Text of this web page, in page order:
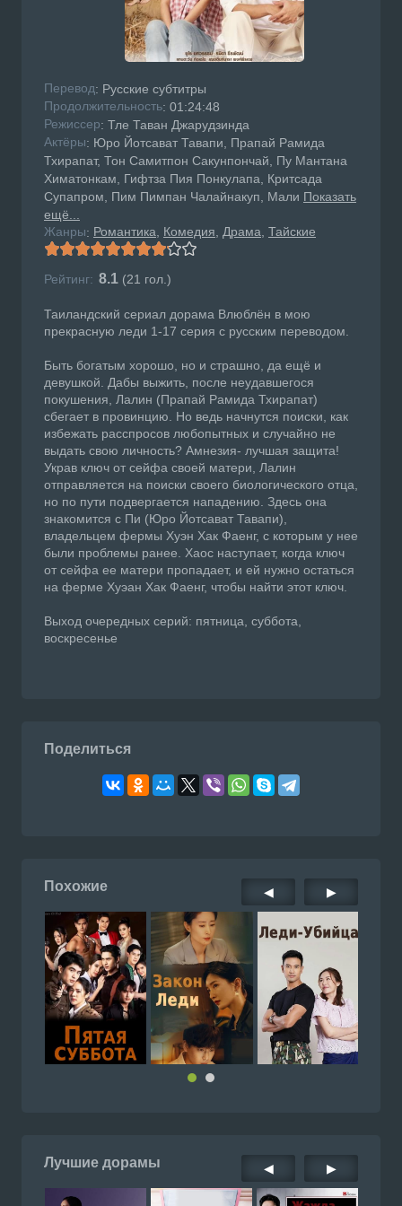
Перевод: Русские субтитры
Продолжительность: 01:24:48
Режисcер: Тле Таван Джарудзинда
Актёры: Юро Йотсават Тавапи, Прапай Рамида
Тхирапат, Тон Самитпон Сакунпончай, Пу Мантана
Химатонкам, Гифтза Пия Понкулапа, Критсада
Супапром, Пим Пимпан Чалайнакуп, Мали Показать
ещё...
Жанры: Романтика Комедия Драма Тайские
Рейтинг: 8.1 (21 гол.)
Таиландский сериал дорама Влюблён в мою
прекрасную леди 1-17 серия с русским переводом.
Быть богатым хорошо, но и страшно, да ещё и
девушкой. Дабы выжить, после неудавшегося
покушения, Лалин (Прапай Рамида Тхирапат)
сбегает в провинцию. Но ведь начнутся поиски, как
избежать расспросов любопытных и случайно не
выдать свою личность? Амнезия- лучшая защита!
Украв ключ от сейфа своей матери, Лалин
отправляется на поиски своего биологического отца,
но по пути подвергается нападению. Здесь она
знакомится с Пи (Юро Йотсават Тавапи),
владельцем фермы Хуэн Хак Фаенг, с которым у нее
были проблемы ранее. Хаос наступает, когда ключ
от сейфа ее матери пропадает, и ей нужно остаться
на ферме Хуэан Хак Фаенг, чтобы найти этот ключ.
Выход очередных серий: пятница, суббота,
воскресенье
Поделиться
Похожие ◀ ▶
Лучшие дорамы ◀ ▶